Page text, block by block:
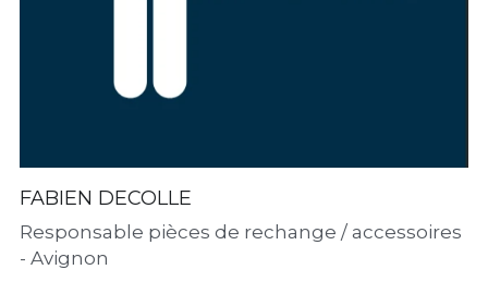
FABIEN DECOLLE
Responsable pièces de rechange / accessoires
- Avignon